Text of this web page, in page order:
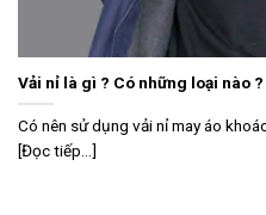
Vải nỉ là gì ? Có những loại nào
Có nên sử dụng vải nỉ may áo
[Đọc tiếp...]